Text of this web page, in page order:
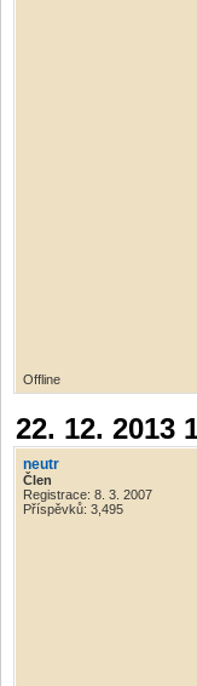
Offline
22. 12. 2013
neutr
Člen
Registrace: 8. 3. 2007
Příspěvků: 3,495